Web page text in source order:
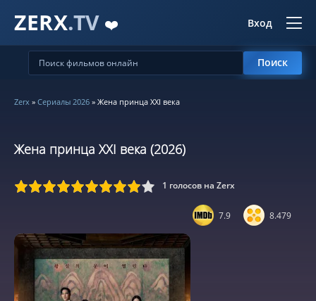
ZERX.TV ❤️ Вход
Поиск
Zerx » Сериалы 2026 » Жена принца XXI века
Жена принца XXI века (2026)
6 7 8 9 10 1 голосов на Zerx
7.9 8.479